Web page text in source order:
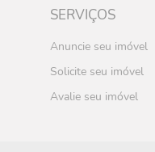
SERVIÇOS
Anuncie seu imóvel
Solicite seu imóvel
Avalie seu imóvel